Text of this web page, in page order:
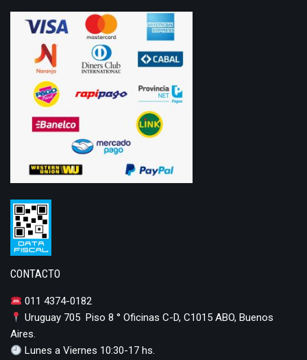
CONTACTO
011 4374-0182
Uruguay 705 Piso 8 ° Oficinas C-D, C1015 ABO, Buenos
Aires.
Lunes a Viernes 10:30-17 hs.